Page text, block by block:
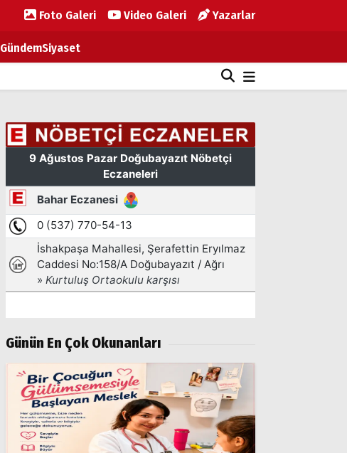
Foto Galeri Video Galeri Yazarlar
GündemSiyaset
Günün En Çok Okunanları